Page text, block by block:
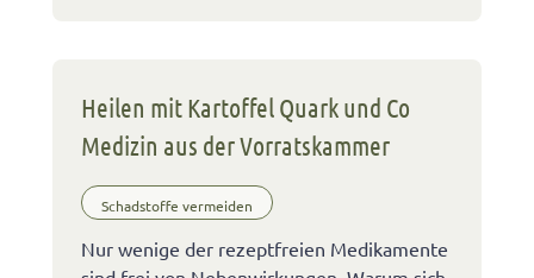
Heilen mit Kartoffel Quark und Co
Medizin aus der Vorratskammer
Schadstoffe vermeiden
Nur wenige der rezeptfreien Medikamente